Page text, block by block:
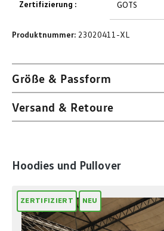
Zertifizierung : GOTS
Produktnummer: 23020411-XL
Größe & Passform
Versand & Retoure
Produktgalerie überspringen
Hoodies und Pullover
ZERTIFIZIERT NEU